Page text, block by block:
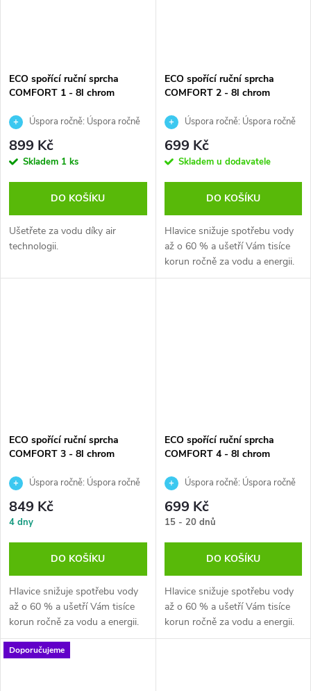
ECO spořící ruční sprcha
COMFORT 1 - 8l chrom
Úspora ročně: Úspora ročně
až 5700 Kč při 2 min. sprchování
4x denně.
899 Kč
Skladem 1 ks
DO KOŠÍKU
Ušetřete za vodu díky air
technologii.
ECO spořící ruční sprcha
COMFORT 2 - 8l chrom
Úspora ročně: Úspora ročně
až 5700 Kč při 2 min. sprchování
4x denně.
699 Kč
Skladem u dodavatele
DO KOŠÍKU
Hlavice snižuje spotřebu vody
až o 60 % a ušetří Vám tisíce
korun ročně za vodu a energii.
Tato...
ECO spořící ruční sprcha
COMFORT 3 - 8l chrom
Úspora ročně: Úspora ročně
až 5700 Kč při 2 min. sprchování
4x denně.
849 Kč
4 dny
DO KOŠÍKU
Hlavice snižuje spotřebu vody
až o 60 % a ušetří Vám tisíce
korun ročně za vodu a energii.
Tato...
ECO spořící ruční sprcha
COMFORT 4 - 8l chrom
Úspora ročně: Úspora ročně
až 5700 Kč při 2 min. sprchování
4x denně.
699 Kč
15 - 20 dnů
DO KOŠÍKU
Hlavice snižuje spotřebu vody
až o 60 % a ušetří Vám tisíce
korun ročně za vodu a energii.
Tato...
Doporučujeme